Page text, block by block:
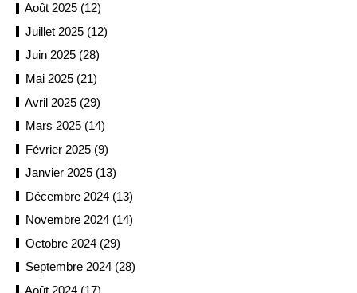
Août 2025 (12)
Juillet 2025 (12)
Juin 2025 (28)
Mai 2025 (21)
Avril 2025 (29)
Mars 2025 (14)
Février 2025 (9)
Janvier 2025 (13)
Décembre 2024 (13)
Novembre 2024 (14)
Octobre 2024 (29)
Septembre 2024 (28)
Août 2024 (17)